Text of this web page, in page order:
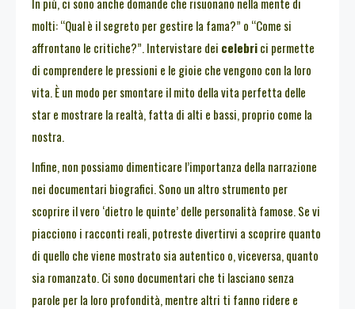
molti: “Qual è il segreto per gestire la fama?” o “Come si
affrontano le critiche?”. Intervistare dei celebrici permette
di comprendere le pressioni e le gioie che vengono con la loro
vita. È un modo per smontare il mito della vita perfetta delle
star e mostrare la realtà, fatta di alti e bassi, proprio come la
nostra.
Infine, non possiamo dimenticare l’importanza della narrazione
nei documentari biografici. Sono un altro strumento per
scoprire il vero ‘dietro le quinte’ delle personalità famose. Se vi
piacciono i racconti reali, potreste divertirvi a scoprire quanto
di quello che viene mostrato sia autentico o, viceversa, quanto
sia romanzato. Ci sono documentari che ti lasciano senza
parole per la loro profondità, mentre altri ti fanno ridere e